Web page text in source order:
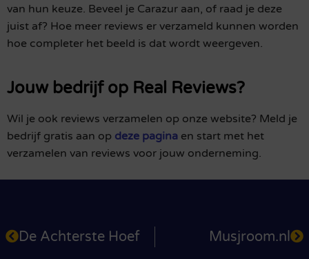
van hun keuze. Beveel je Carazur aan, of raad je deze
juist af? Hoe meer reviews er verzameld kunnen worden
hoe completer het beeld is dat wordt weergeven.
Jouw bedrijf op Real Reviews?
Wil je ook reviews verzamelen op onze website? Meld je
bedrijf gratis aan op deze pagina en start met het
verzamelen van reviews voor jouw onderneming.
De Achterste Hoef Musjroom.nl